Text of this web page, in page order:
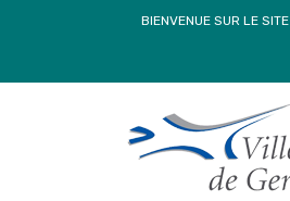
BIENVENUE SUR LE